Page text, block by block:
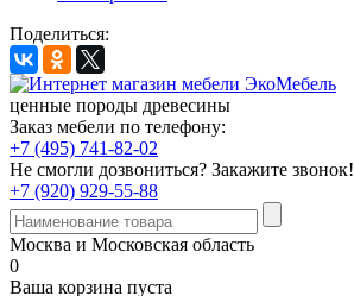
Поделиться:
ценные породы древесины
Заказ мебели по телефону:
+7 (495) 741-82-02
Не смогли дозвониться? Закажите звонок!
+7 (920) 929-55-88
Москва и Московская область
0
Ваша корзина пуста